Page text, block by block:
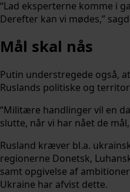
“Lad eksperterne komme i
Derefter kan vi mødes,”
Mål skal nås
Putin understregede også,
Ruslands politiske og
“Militære handlinger vil en
slutte, når vi har nået de
Rusland kræver bl.a.
regionerne Donetsk,
samt opgivelse af
Ukraine har afvist dette.